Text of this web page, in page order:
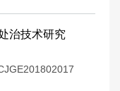
治技术研究